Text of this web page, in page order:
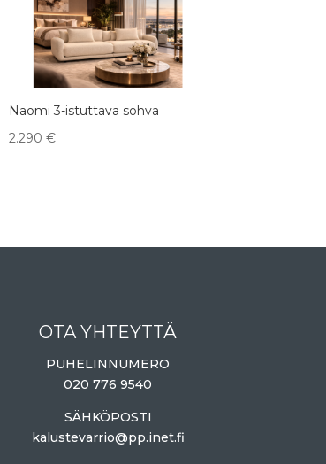
Naomi 3-istuttava sohva
2.290€
OTA YHTEYTTÄ
PUHELINNUMERO
020 776 9540
SÄHKÖPOSTI
kalustevarrio@pp.inet.fi